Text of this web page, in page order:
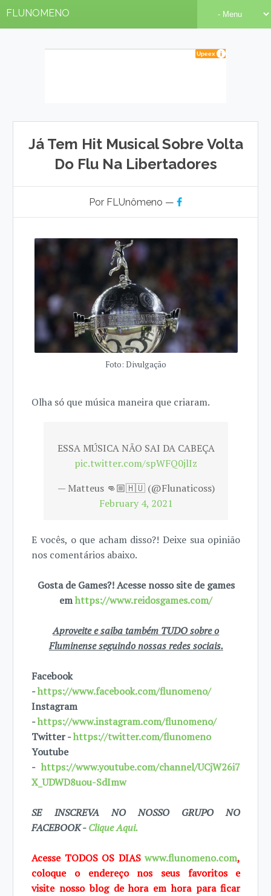
FLUNOMENO
Já Tem Hit Musical Sobre Volta
Do Flu Na Libertadores
Por FLUnômeno —
Foto: Divulgação
Olha só que música maneira que criaram.
ESSA MÚSICA NÃO SAI DA CABEÇA
pic.twitter.com/spWFQ0jlIz
— Matteus 👊🏼🇭🇺 (@Flunaticoss)
February 4, 2021
E vocês, o que acham disso?! Deixe sua opinião
nos comentários abaixo.
Gosta de Games?! Acesse nosso site de games
emhttps://www.reidosgames.com/
Aproveite e saiba também TUDO sobre o
Fluminense seguindo nossas redes sociais.
Facebook
-https://www.facebook.com/flunomeno/
Instagram
-https://www.instagram.com/flunomeno/
Twitter -https://twitter.com/flunomeno
Youtube
-https://www.youtube.com/channel/UCjW26i7
X_UDWD8uou-SdImw
SE INSCREVA NO NOSSO GRUPO NO
FACEBOOK -Clique Aqui.
Acesse TODOS OS DIASwww.flunomeno.com,
coloque o endereço nos seus favoritos e
visite nosso blog de hora em hora para ficar